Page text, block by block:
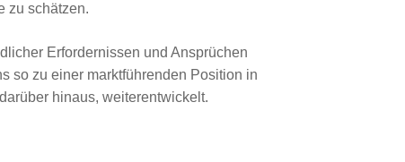
zu schätzen.
Erfordernissen und Ansprüchen
so zu einer marktführenden Position in
hinaus, weiterentwickelt.